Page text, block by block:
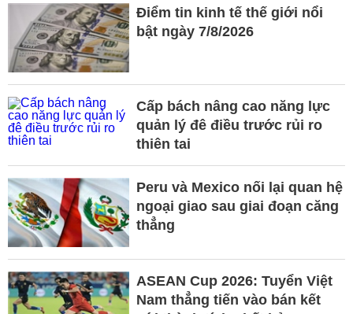
Điểm tin kinh tế thế giới nổi
bật ngày 7/8/2026
Cấp bách nâng cao năng lực
quản lý đê điều trước rủi ro
thiên tai
Peru và Mexico nối lại quan hệ
ngoại giao sau giai đoạn căng
thẳng
ASEAN Cup 2026: Tuyển Việt
Nam thẳng tiến vào bán kết